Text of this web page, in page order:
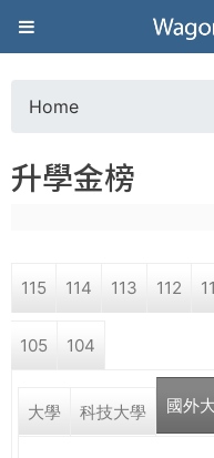
葳
格
高
學
o
a
r
e
Home
升學金榜
115 114 113 112
105 104
大學 科技大學 國外